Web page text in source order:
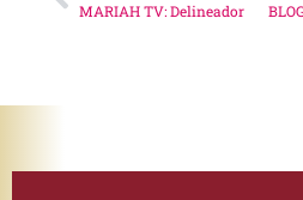
MARIAH TV: Delineador